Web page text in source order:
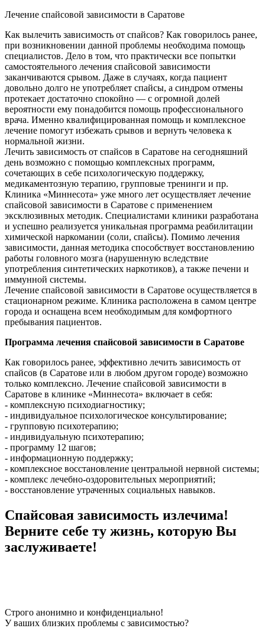
Лечение спайсовой зависимости в Саратове
Как вылечить зависимость от спайсов? Как говорилось ранее,
при возникновении данной проблемы необходима помощь
специалистов. Дело в том, что практически все попытки
самостоятельного лечения спайсовой зависимости
заканчиваются срывом. Даже в случаях, когда пациент
довольно долго не употребляет спайсы, а синдром отмены
протекает достаточно спокойно — с огромной долей
вероятности ему понадобится помощь профессионального
врача. Именно квалифицированная помощь и комплексное
лечение помогут избежать срывов и вернуть человека к
нормальной жизни.
Лечить зависимость от спайсов в Саратове на сегодняшний
день возможно с помощью комплексных программ,
сочетающих в себе психологическую поддержку,
медикаментозную терапию, групповые тренинги и пр.
Клиника «Миннесота» уже много лет осуществляет лечение
спайсовой зависимости в Саратове с применением
эксклюзивных методик. Специалистами клиники разработана
и успешно реализуется уникальная программа реабилитации
химической наркомании (соли, спайсы). Помимо лечения
зависимости, данная методика способствует восстановлению
работы головного мозга (нарушенную вследствие
употребления синтетических наркотиков), а также печени и
иммунной системы.
Лечение спайсовой зависимости в Саратове осуществляется в
стационарном режиме. Клиника расположена в самом центре
города и оснащена всем необходимым для комфортного
пребывания пациентов.
Программа лечения спайсовой зависимости в Саратове
Как говорилось ранее, эффективно лечить зависимость от
спайсов (в Саратове или в любом другом городе) возможно
только комплексно. Лечение спайсовой зависимости в
Саратове в клинике «Миннесота» включает в себя:
- комплексную психодиагностику;
- индивидуальное психологическое консультирование;
- групповую психотерапию;
- индивидуальную психотерапию;
- программу 12 шагов;
- информационную поддержку;
- комплексное восстановление центральной нервной системы;
- комплекс лечебно-оздоровительных мероприятий;
- восстановление утраченных социальных навыков.
Спайсовая зависимость излечима!
Верните себе ту жизнь, которую Вы
заслуживаете!
Строго анонимно и конфиденциально!
У ваших близких проблемы с зависимостью?